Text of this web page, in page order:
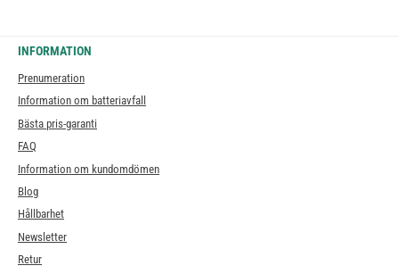
INFORMATION
Prenumeration
Information om batteriavfall
Bästa pris-garanti
FAQ
Information om kundomdömen
Blog
Hållbarhet
Newsletter
Retur